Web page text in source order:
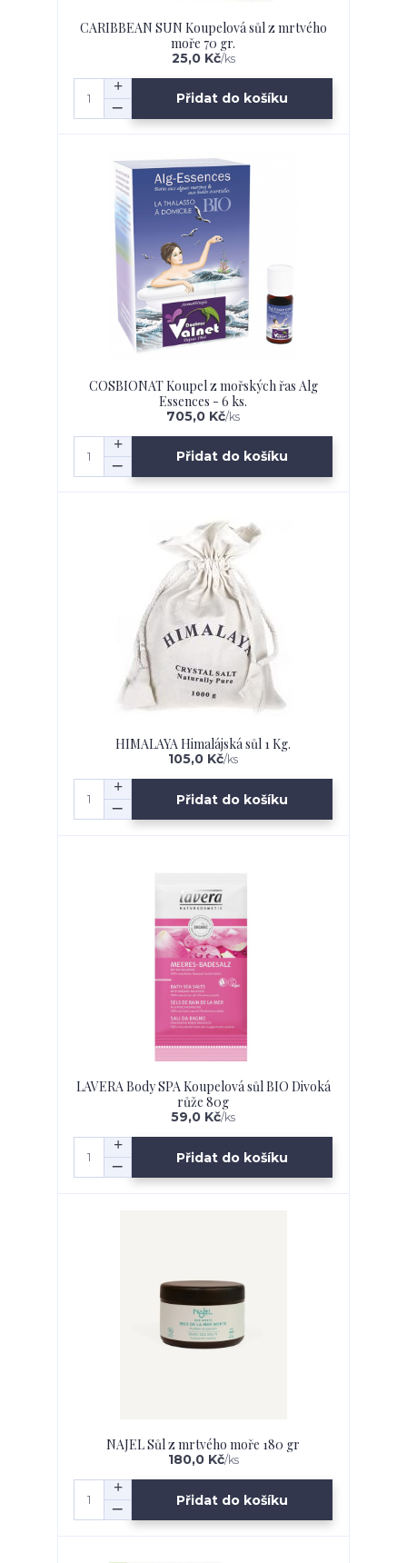
CARIBBEAN SUN Koupelová sůl z mrtvého
moře 70 gr.
25,0 Kč/ks
Přidat do košíku
COSBIONAT Koupel z mořských řas Alg
Essences - 6 ks.
705,0 Kč/ks
Přidat do košíku
HIMALAYA Himalájská sůl 1 Kg.
105,0 Kč/ks
Přidat do košíku
LAVERA Body SPA Koupelová sůl BIO Divoká
růže 80g
59,0 Kč/ks
Přidat do košíku
NAJEL Sůl z mrtvého moře 180 gr
180,0 Kč/ks
Přidat do košíku